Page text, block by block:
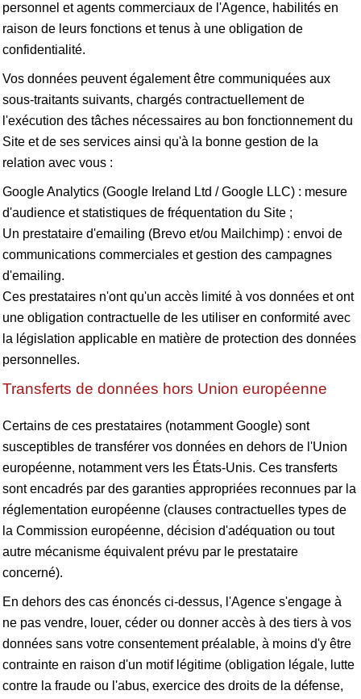
personnel et agents commerciaux de l'Agence, habilités en
raison de leurs fonctions et tenus à une obligation de
confidentialité.
Vos données peuvent également être communiquées aux
sous-traitants suivants, chargés contractuellement de
l'exécution des tâches nécessaires au bon fonctionnement du
Site et de ses services ainsi qu'à la bonne gestion de la
relation avec vous :
Google Analytics (Google Ireland Ltd / Google LLC) : mesure
d'audience et statistiques de fréquentation du Site ;
Un prestataire d'emailing (Brevo et/ou Mailchimp) : envoi de
communications commerciales et gestion des campagnes
d'emailing.
Ces prestataires n'ont qu'un accès limité à vos données et ont
une obligation contractuelle de les utiliser en conformité avec
la législation applicable en matière de protection des données
personnelles.
Transferts de données hors Union européenne
Certains de ces prestataires (notamment Google) sont
susceptibles de transférer vos données en dehors de l'Union
européenne, notamment vers les États-Unis. Ces transferts
sont encadrés par des garanties appropriées reconnues par la
réglementation européenne (clauses contractuelles types de
la Commission européenne, décision d'adéquation ou tout
autre mécanisme équivalent prévu par le prestataire
concerné).
En dehors des cas énoncés ci-dessus, l'Agence s'engage à
ne pas vendre, louer, céder ou donner accès à des tiers à vos
données sans votre consentement préalable, à moins d'y être
contrainte en raison d'un motif légitime (obligation légale, lutte
contre la fraude ou l'abus, exercice des droits de la défense,